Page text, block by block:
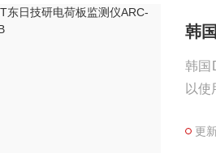
韩
韩国
以使
更